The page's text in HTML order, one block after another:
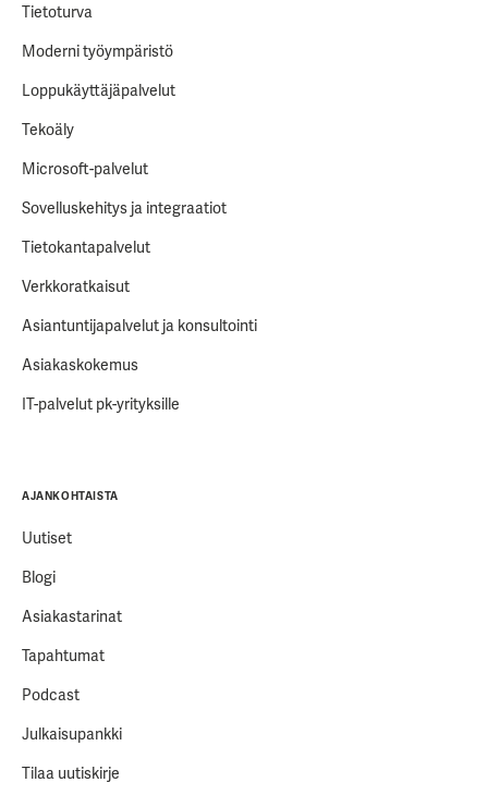
Tietoturva
Moderni työympäristö
Loppukäyttäjäpalvelut
Tekoäly
Microsoft-palvelut
Sovelluskehitys ja integraatiot
Tietokantapalvelut
Verkkoratkaisut
Asiantuntijapalvelut ja konsultointi
Asiakaskokemus
IT-palvelut pk-yrityksille
AJANKOHTAISTA
Uutiset
Blogi
Asiakastarinat
Tapahtumat
Podcast
Julkaisupankki
Tilaa uutiskirje